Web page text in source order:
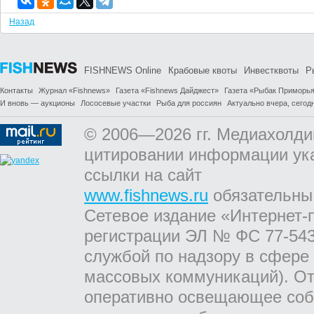
Назад
FISHNEWS Online Крабовые квоты Инвестквоты
Контакты Журнал «Fishnews» Газета «Fishnews Дайджест»
Газета «Рыбак
И вновь — аукционы
Лососевые участки Рыба для россиян Актуально вчера,
© 2006—2026 гг.
цитировании информации
ссылки на сайт
www.fishnews.ru
Сетевое издание
регистрации ЭЛ № ФС 77-
службой по надзору в
массовых коммуникаций).
оперативно освещающее